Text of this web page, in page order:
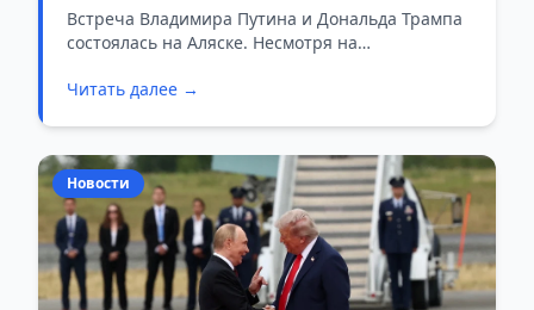
Встреча Владимира Путина и Дональда Трампа
состоялась на Аляске. Несмотря на
двух стран признали, что полного понимания
Читать далее →
Новости